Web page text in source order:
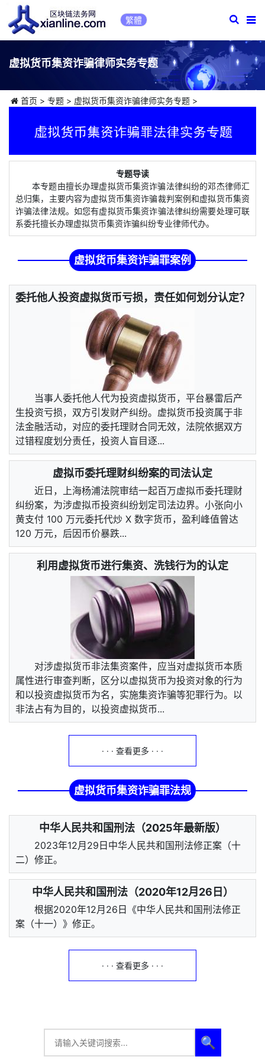
繁體
虚拟货币集资诈骗律师实务专题
首页 > 专题> 虚拟货币集资诈骗律师实务专题>
专题导读
本专题由擅长办理虚拟货币集资诈骗法律纠纷的邓杰律师汇
总归集，主要内容为虚拟货币集资诈骗裁判案例和虚拟货币集资
诈骗法律法规。如您有虚拟货币集资诈骗法律纠纷需要处理可联
系委托擅长办理虚拟货币集资诈骗纠纷专业律师代办。
虚拟货币集资诈骗罪案例
委托他人投资虚拟货币亏损，责任如何划分认定？
当事人委托他人代为投资虚拟货币，平台暴雷后产
生投资亏损，双方引发财产纠纷。虚拟货币投资属于非
法金融活动，对应的委托理财合同无效，法院依据双方
过错程度划分责任，投资人盲目逐...
虚拟币委托理财纠纷案的司法认定
近日，上海杨浦法院审结一起百万虚拟币委托理财
纠纷案，为涉虚拟币投资纠纷划定司法边界。小张向小
黄支付 100 万元委托代炒 X 数字货币，盈利峰值曾达
120 万元，后因币价暴跌...
利用虚拟货币进行集资、洗钱行为的认定
对涉虚拟货币非法集资案件，应当对虚拟货币本质
属性进行审查判断，区分以虚拟货币为投资对象的行为
和以投资虚拟货币为名，实施集资诈骗等犯罪行为。以
非法占有为目的，以投资虚拟货币...
· · · 查看更多 · · ·
虚拟货币集资诈骗罪法规
中华人民共和国刑法（2025年最新版）
2023年12月29日中华人民共和国刑法修正案（十
二）修正。
中华人民共和国刑法（2020年12月26日）
根据2020年12月26日《中华人民共和国刑法修正
案（十一）》修正。
· · · 查看更多 · · ·
🔍